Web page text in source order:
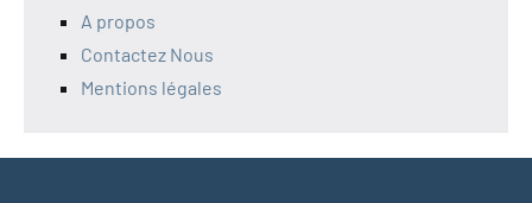
A propos
Contactez Nous
Mentions légales